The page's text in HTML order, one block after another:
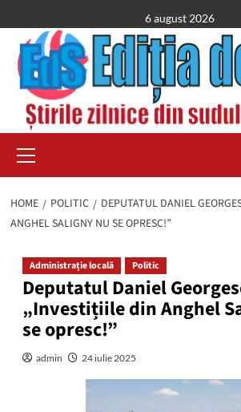
to
content
6 august 2026
Menu
HOME POLITIC
DEPUTATUL DANIEL
ANGHEL SALIGNY NU SE OPRESC!”
Administrație locală Politic
Deputatul Daniel
„Investițiile din Anghel
se opresc!”
admin 24 iulie 2025